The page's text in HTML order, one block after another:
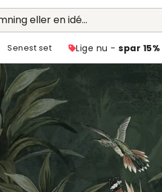
eller en idé...
Senest set Lige nu - spar 15%